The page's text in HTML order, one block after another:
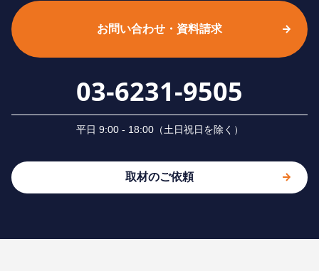
お問い合わせ・資料請求
03-6231-9505
平⽇ 9:00 - 18:00（⼟⽇祝⽇を除く）
取材のご依頼